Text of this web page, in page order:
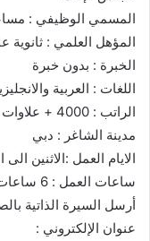
المسمي الوظيفي :
المؤهل العلمي : ثانوية
الخبرة : بدون خبرة
اللغات : العربية
الراتب : 4000 + علاوات اخر
مدينة الشاغر : دبي
الايام العمل :الاثنين الى
ساعات العمل : 6 ساعات
عنوان الإلكتروني :